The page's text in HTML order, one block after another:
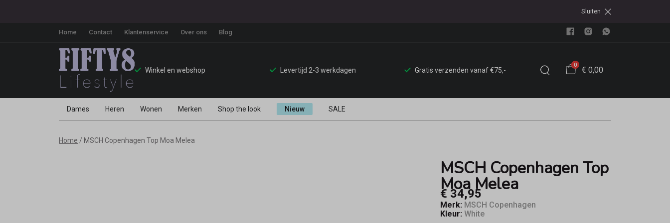
Sluiten
Home Contact Klantenservice Over ons Blog
Winkel en webshop Levertijd 2-3 werkdagen Gratis verzenden vanaf €75,-
0
€ 0,00
Dames Heren Wonen Merken Shop the look Nieuw SALE
MSCH
Copenhagen
Home MSCH Copenhagen Top Moa Melea
MSCH Copenhagen Top
Moa Melea
€ 34,95
Merk: MSCH Copenhagen
Kleur: White